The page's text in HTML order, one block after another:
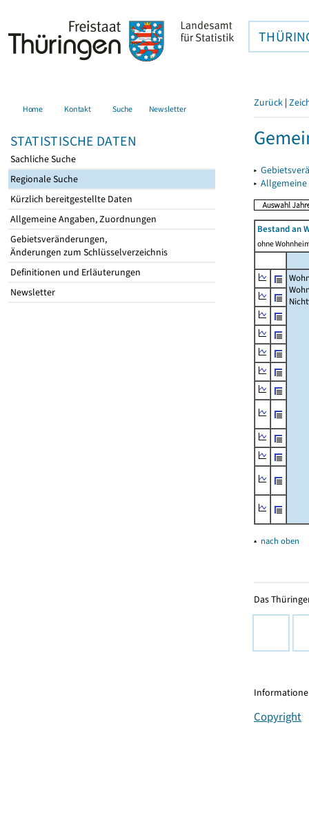
Home Kontakt Suche Newsletter
STATISTISCHE DATEN
Sachliche Suche
Regionale Suche
Kürzlich bereitgestellte Daten
Allgemeine Angaben, Zuordnungen
Gebietsveränderungen,
Änderungen zum Schlüsselverzeichnis
Definitionen und Erläuterungen
Newsletter
Zurück |
▸
▸
Bestand an
ohne
▴ nach oben
Das
Copyright